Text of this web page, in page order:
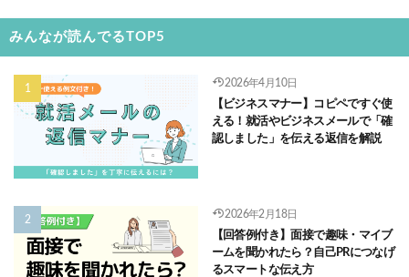
みんなが読んでるTOP5
2026年4月10日
【ビジネスマナー】コピペですぐ使
える！就活やビジネスメールで「確
認しました」を伝える返信を解説
2026年2月18日
【回答例付き】面接で趣味・マイブ
ームを聞かれたら？自己PRにつなげ
るスマートな伝え方